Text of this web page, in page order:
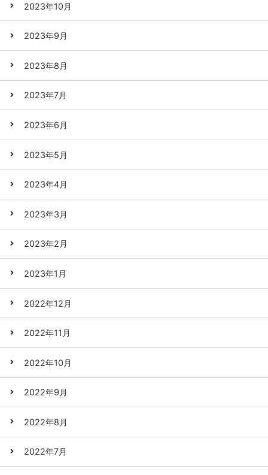
2023年10月
2023年9月
2023年8月
2023年7月
2023年6月
2023年5月
2023年4月
2023年3月
2023年2月
2023年1月
2022年12月
2022年11月
2022年10月
2022年9月
2022年8月
2022年7月